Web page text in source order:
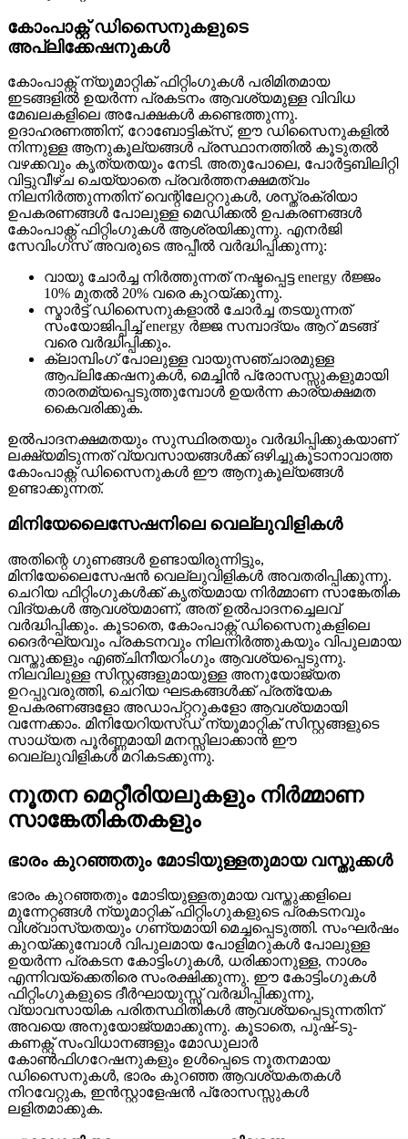
കോംപാക്റ്റ് ഡിസൈനുകളുടെ
അപ്ലിക്കേഷനുകൾ
കോംപാക്റ്റ് ന്യൂമാറ്റിക് ഫിറ്റിംഗുകൾ പരിമിതമായ
ഇടങ്ങളിൽ ഉയർന്ന പ്രകടനം ആവശ്യമുള്ള വിവിധ
മേഖലകളിലെ അപേക്ഷകൾ കണ്ടെത്തുന്നു.
ഉദാഹരണത്തിന്, റോബോട്ടിക്സ്, ഈ ഡിസൈനുകളിൽ
നിന്നുള്ള ആനുകൂല്യങ്ങൾ പ്രസ്ഥാനത്തിൽ കൂടുതൽ
വഴക്കവും കൃത്യതയും നേടി. അതുപോലെ, പോർട്ടബിലിറ്റി
വിട്ടുവീഴ്ച ചെയ്യാതെ പ്രവർത്തനക്ഷമത്വം
നിലനിർത്തുന്നതിന് വെന്റിലേറ്ററുകൾ, ശസ്ത്രക്രിയാ
ഉപകരണങ്ങൾ പോലുള്ള മെഡിക്കൽ ഉപകരണങ്ങൾ
കോംപാക്റ്റ് ഫിറ്റിംഗുകൾ ആശ്രയിക്കുന്നു. എനർജി
സേവിംഗ്സ് അവരുടെ അപ്പീൽ വർദ്ധിപ്പിക്കുന്നു:
വായു ചോർച്ച നിർത്തുന്നത് നഷ്ടപ്പെട്ട energy ർജ്ജം
10% മുതൽ 20% വരെ കുറയ്ക്കുന്നു.
സ്മാർട്ട് ഡിസൈനുകളാൽ ചോർച്ച തടയുന്നത്
സംയോജിപ്പിച്ച് energy ർജ്ജ സമ്പാദ്യം ആറ് മടങ്ങ്
വരെ വർദ്ധിപ്പിക്കും.
ക്ലാമ്പിംഗ് പോലുള്ള വായുസഞ്ചാരമുള്ള
ആപ്ലിക്കേഷനുകൾ, മെച്ചിൻ പ്രോസസ്സുകളുമായി
താരതമ്യപ്പെടുത്തുമ്പോൾ ഉയർന്ന കാര്യക്ഷമത
കൈവരിക്കുക.
ഉൽപാദനക്ഷമതയും സുസ്ഥിരതയും വർദ്ധിപ്പിക്കുകയാണ്
ലക്ഷ്യമിടുന്നത് വ്യവസായങ്ങൾക്ക് ഒഴിച്ചുകൂടാനാവാത്ത
കോംപാക്റ്റ് ഡിസൈനുകൾ ഈ ആനുകൂല്യങ്ങൾ
ഉണ്ടാക്കുന്നത്.
മിനിയേലൈസേഷനിലെ വെല്ലുവിളികൾ
അതിന്റെ ഗുണങ്ങൾ ഉണ്ടായിരുന്നിട്ടും,
മിനിയേലൈസേഷൻ വെല്ലുവിളികൾ അവതരിപ്പിക്കുന്നു.
ചെറിയ ഫിറ്റിംഗുകൾക്ക് കൃത്യമായ നിർമ്മാണ സാങ്കേതിക
വിദ്യകൾ ആവശ്യമാണ്, അത് ഉൽപാദനച്ചെലവ്
വർദ്ധിപ്പിക്കും. കൂടാതെ, കോംപാക്റ്റ് ഡിസൈനുകളിലെ
ദൈർഘ്യവും പ്രകടനവും നിലനിർത്തുകയും വിപുലമായ
വസ്തുക്കളും എഞ്ചിനീയറിംഗും ആവശ്യപ്പെടുന്നു.
നിലവിലുള്ള സിസ്റ്റങ്ങളുമായുള്ള അനുയോജ്യത
ഉറപ്പുവരുത്തി, ചെറിയ ഘടകങ്ങൾക്ക് പ്രത്യേക
ഉപകരണങ്ങളോ അഡാപ്റ്ററുകളോ ആവശ്യമായി
വന്നേക്കാം. മിനിയേറിയസ്ഡ് ന്യൂമാറ്റിക് സിസ്റ്റങ്ങളുടെ
സാധ്യത പൂർണ്ണമായി മനസ്സിലാക്കാൻ ഈ
വെല്ലുവിളികൾ മറികടക്കുന്നു.
നൂതന മെറ്റീരിയലുകളും നിർമ്മാണ
സാങ്കേതികതകളും
ഭാരം കുറഞ്ഞതും മോടിയുള്ളതുമായ വസ്തുക്കൾ
ഭാരം കുറഞ്ഞതും മോടിയുള്ളതുമായ വസ്തുക്കളിലെ
മുന്നേറ്റങ്ങൾ ന്യൂമാറ്റിക് ഫിറ്റിംഗുകളുടെ പ്രകടനവും
വിശ്വാസ്യതയും ഗണ്യമായി മെച്ചപ്പെടുത്തി. സംഘർഷം
കുറയ്ക്കുമ്പോൾ വിപുലമായ പോളിമറുകൾ പോലുള്ള
ഉയർന്ന പ്രകടന കോട്ടിംഗുകൾ, ധരിക്കാനുള്ള, നാശം
എന്നിവയ്ക്കെതിരെ സംരക്ഷിക്കുന്നു. ഈ കോട്ടിംഗുകൾ
ഫിറ്റിംഗുകളുടെ ദീർഘായുസ്സ് വർദ്ധിപ്പിക്കുന്നു,
വ്യാവസായിക പരിതസ്ഥിതികൾ ആവശ്യപ്പെടുന്നതിന്
അവയെ അനുയോജ്യമാക്കുന്നു. കൂടാതെ, പുഷ്-ടു-
കണക്റ്റ് സംവിധാനങ്ങളും മോഡുലാർ
കോൺഫിഗറേഷനുകളും ഉൾപ്പെടെ നൂതനമായ
ഡിസൈനുകൾ, ഭാരം കുറഞ്ഞ ആവശ്യകതകൾ
നിറവേറ്റുക, ഇൻസ്റ്റാളേഷൻ പ്രോസസ്സുകൾ
ലളിതമാക്കുക.